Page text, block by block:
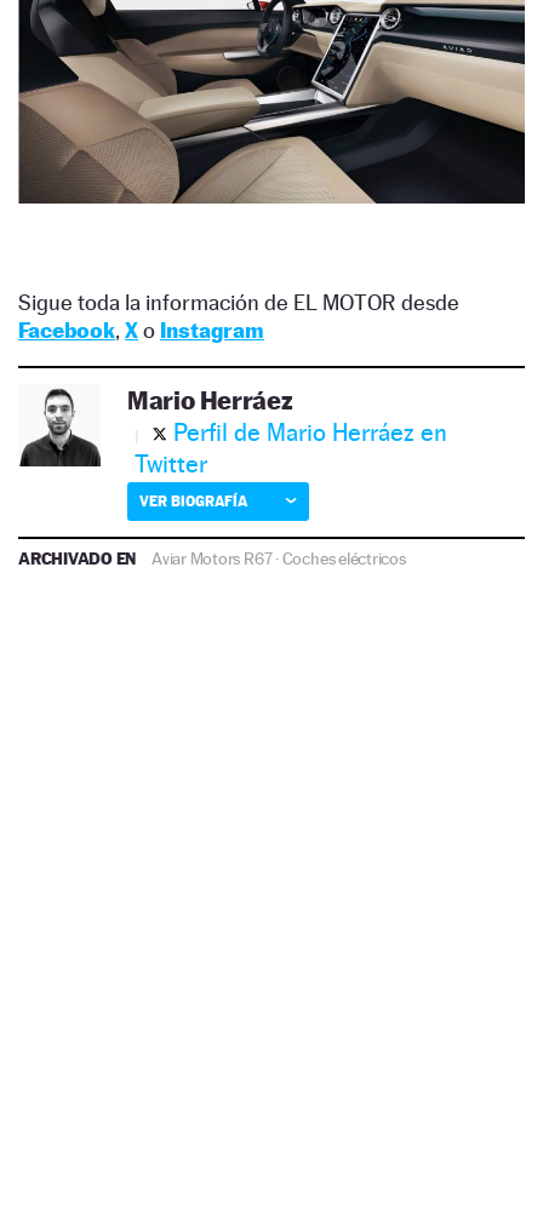
Sigue toda la información de EL MOTOR desde
Facebook, Xo Instagram
Mario Herráez
Perfil de Mario Herráez en
Twitter
VER BIOGRAFÍA
ARCHIVADO EN Aviar Motors R67·Coches eléctricos